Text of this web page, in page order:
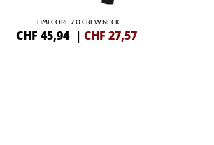
HMLCORE 2.0 CREW NECK
CHF 45,94 | CHF 27,57